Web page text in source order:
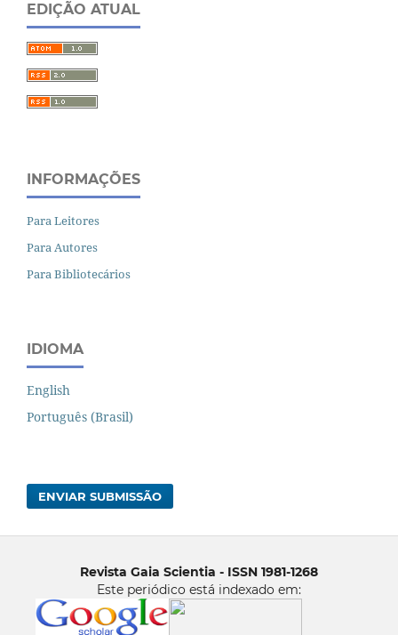
EDIÇÃO ATUAL
INFORMAÇÕES
Para Leitores
Para Autores
Para Bibliotecários
IDIOMA
English
Português (Brasil)
ENVIAR SUBMISSÃO
Revista Gaia Scientia - ISSN 1981-1268
Este periódico está indexado em: